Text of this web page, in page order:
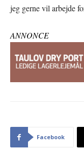
jeg gerne vil arbejde
ANNONCE
Facebook